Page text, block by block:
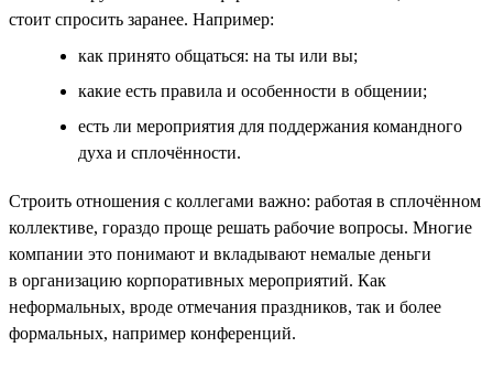
стоит спросить заранее. Например:
как принято общаться: на ты или вы;
какие есть правила и особенности в общении;
есть ли мероприятия для поддержания командного
духа и сплочённости.
Строить отношения с коллегами важно: работая в сплочённом
коллективе, гораздо проще решать рабочие вопросы. Многие
компании это понимают и вкладывают немалые деньги
в организацию корпоративных мероприятий. Как
неформальных, вроде отмечания праздников, так и более
формальных, например конференций.